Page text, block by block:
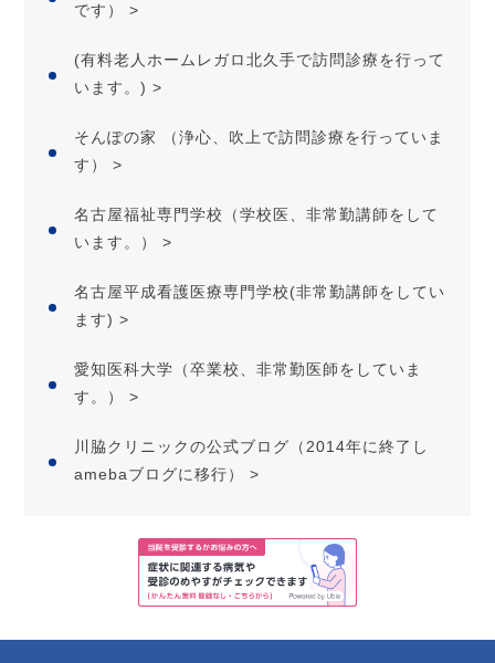
です） >
(有料老人ホームレガロ北久手で訪問診療を行って
います。) >
そんぽの家 （浄心、吹上で訪問診療を行っていま
す） >
名古屋福祉専門学校（学校医、非常勤講師をして
います。） >
名古屋平成看護医療専門学校(非常勤講師をしてい
ます) >
愛知医科大学（卒業校、非常勤医師をしていま
す。） >
川脇クリニックの公式ブログ（2014年に終了し
amebaブログに移行） >